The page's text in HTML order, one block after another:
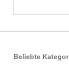
Beliebte